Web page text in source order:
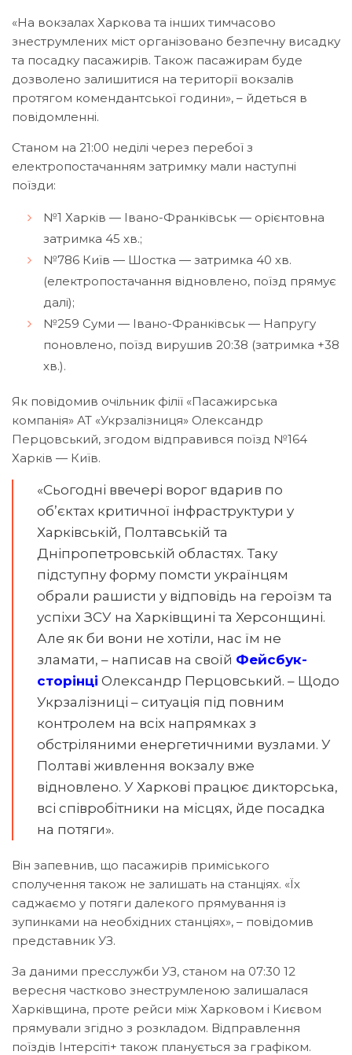
«На вокзалах Харкова та інших тимчасово
знеструмлених міст організовано безпечну висадку
та посадку пасажирів. Також пасажирам буде
дозволено залишитися на території вокзалів
протягом комендантської години», – йдеться в
повідомленні.
Станом на 21:00 неділі через перебої з
електропостачанням затримку мали наступні
поїзди:
№1 Харків — Івано-Франківськ — орієнтовна
затримка 45 хв.;
№786 Київ — Шостка — затримка 40 хв.
(електропостачання відновлено, поїзд прямує
далі);
№259 Суми — Івано-Франківськ — Напругу
поновлено, поїзд вирушив 20:38 (затримка +38
хв.).
Як повідомив очільник філії «Пасажирська
компанія» АТ «Укрзалізниця» Олександр
Перцовський, згодом відправився поїзд №164
Харків — Київ.
«Сьогодні ввечері ворог вдарив по
об’єктах критичної інфраструктури у
Харківській, Полтавській та
Дніпропетровській областях. Таку
підступну форму помсти українцям
обрали рашисти у відповідь на героїзм та
успіхи ЗСУ на Харківщині та Херсонщині.
Але як би вони не хотіли, нас їм не
зламати, – написав на своїй Фейсбук-
сторінці Олександр Перцовський. – Щодо
Укрзалізниці – ситуація під повним
контролем на всіх напрямках з
обстріляними енергетичними вузлами. У
Полтаві живлення вокзалу вже
відновлено. У Харкові працює дикторська,
всі співробітники на місцях, йде посадка
на потяги».
Він запевнив, що пасажирів приміського
сполучення також не залишать на станціях. «Їх
саджаємо у потяги далекого прямування із
зупинками на необхідних станціях», – повідомив
представник УЗ.
За даними пресслужби УЗ, станом на 07:30 12
вересня частково знеструмленою залишалася
Харківщина, проте рейси між Харковом і Києвом
прямували згідно з розкладом. Відправлення
поїздів Інтерсіті+ також планується за графіком.